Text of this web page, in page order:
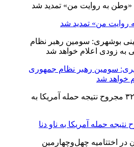
من» تمدید شد
سومین رهبر نظام جمهوری
خواهد شد